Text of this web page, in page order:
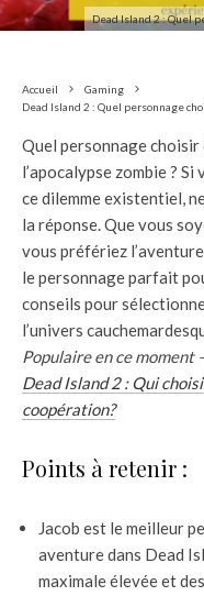
Dead Island 2 : Quel
Accueil
Gaming
Dead Island 2 : Quel personnage
Quel personnage
l’apocalypse zombie ?
ce dilemme existentiel,
la réponse. Que vous
vous préfériez
le personnage parfait
conseils pour
l’univers
Populaire en ce moment
Dead Island 2 : Qui
coopération?
Points à retenir :
Jacob est le meilleur
aventure dans Dead
maximale élevée et